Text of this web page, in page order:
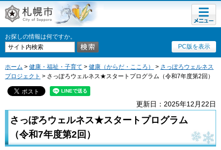
札幌市
お探しの情報は何ですか。
PC版を表示
メニュ
ー
ホーム > 健康・福祉・子育て > 健康（からだ・こころ） > さっぽろウェルネス
プロジェクト > さっぽろウェルネス★スタートプログラム（令和7年度第2回）
更新日：2025年12月22日
さっぽろウェルネス★スタートプログラム
（令和7年度第2回）